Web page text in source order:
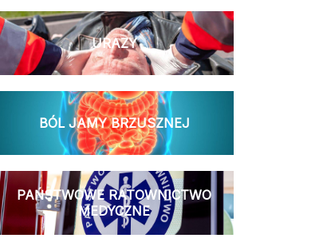
URAZY
BÓL JAMY BRZUSZNEJ
PAŃSTWOWE RATOWNICTWO
MEDYCZNE